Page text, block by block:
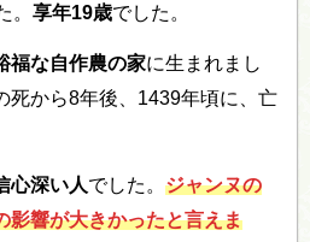
。享年19歳でした。
福な自作農の家に生まれまし
死から8年後、1439年頃に、亡
心深い人でした。ジャンヌの
影響が大きかったと言えま